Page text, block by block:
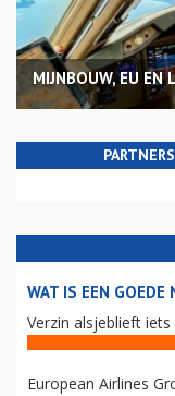
MIJNBOUW, EU EN
WAT IS EEN GOEDE
Verzin alsjeblieft iets
European Airlines